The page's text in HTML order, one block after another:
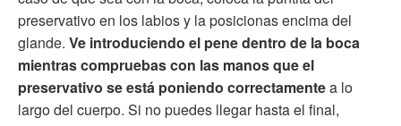
preservativo en los labios y la posicionas encima del
glande. Ve introduciendo el pene dentro de la boca
mientras compruebas con las manos que el
preservativo se está poniendo correctamentea lo
largo del cuerpo. Si no puedes llegar hasta el final,